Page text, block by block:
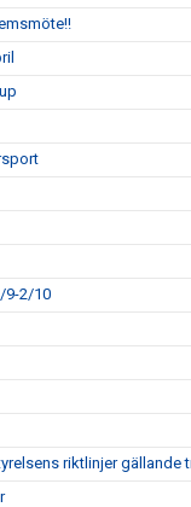
9-2/10
riktlinjer gällande